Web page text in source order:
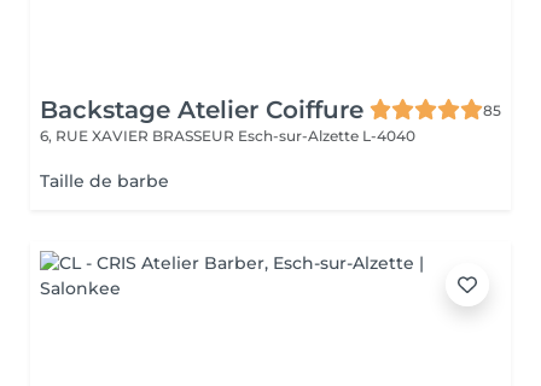
Backstage Atelier Coiffure
85
6, RUE XAVIER BRASSEUR Esch-sur-Alzette L-4040
Taille de barbe